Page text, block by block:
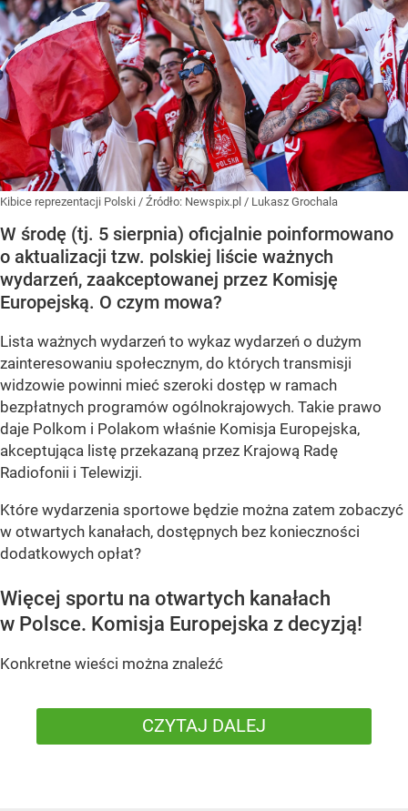
Kibice reprezentacji Polski / Źródło: Newspix.pl / Lukasz Grochala
W środę (tj. 5 sierpnia) oficjalnie poinformowano
o aktualizacji tzw. polskiej liście ważnych
wydarzeń, zaakceptowanej przez Komisję
Europejską. O czym mowa?
Lista ważnych wydarzeń to wykaz wydarzeń o dużym
zainteresowaniu społecznym, do których transmisji
widzowie powinni mieć szeroki dostęp w ramach
bezpłatnych programów ogólnokrajowych. Takie prawo
daje Polkom i Polakom właśnie Komisja Europejska,
akceptująca listę przekazaną przez Krajową Radę
Radiofonii i Telewizji.
Które wydarzenia sportowe będzie można zatem zobaczyć
w otwartych kanałach, dostępnych bez konieczności
dodatkowych opłat?
Więcej sportu na otwartych kanałach
w Polsce. Komisja Europejska z decyzją!
Konkretne wieści można znaleźć
CZYTAJ DALEJ